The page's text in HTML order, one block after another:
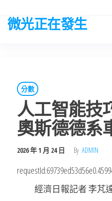
微光正在發生
分數
人工智能技
奧斯德德系
2026 年 1 月 24 日 By ADMIN
經濟日報記者 李芃